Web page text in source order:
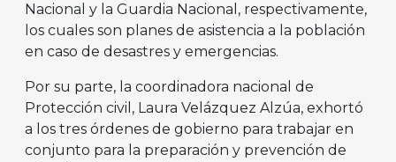
Nacional y la Guardia Nacional, respectivamente,
los cuales son planes de asistencia a la población
en caso de desastres y emergencias.
Por su parte, la coordinadora nacional de
Protección civil, Laura Velázquez Alzúa, exhortó
a los tres órdenes de gobierno para trabajar en
conjunto para la preparación y prevención de